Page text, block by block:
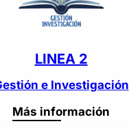
LINEA 2
e Investigación
Más información